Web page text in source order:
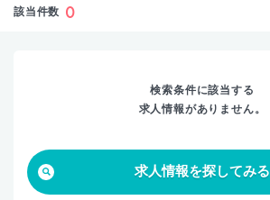
該当件数 0
検索条件に該当する
求人情報がありません。
求人情報を探してみる